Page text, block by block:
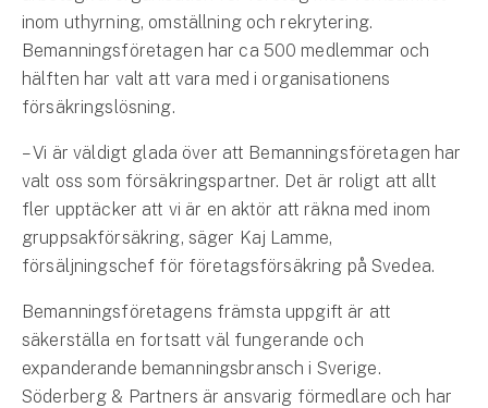
Hem & hus
Hemförsäkring
Bostadsrättsförsäkring
Hyresrättsförsäkring
Företag
Företagsförsäkring
inom uthyrning, omställning och rekrytering.
Bemanningsföretagen har ca 500 medlemmar och
hälften har valt att vara med i organisationens
försäkringslösning.
– Vi är väldigt glada över att Bemanningsföretagen har
valt oss som försäkringspartner. Det är roligt att allt
fler upptäcker att vi är en aktör att räkna med inom
gruppsakförsäkring, säger Kaj Lamme,
försäljningschef för företagsförsäkring på Svedea.
Bemanningsföretagens främsta uppgift är att
säkerställa en fortsatt väl fungerande och
expanderande bemanningsbransch i Sverige.
Söderberg & Partners är ansvarig förmedlare och har